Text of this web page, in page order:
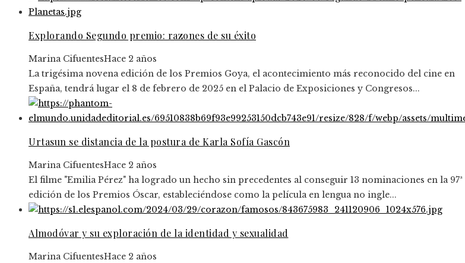
Explorando Segundo premio: razones de su éxito
Marina CifuentesHace 2 años
La trigésima novena edición de los Premios Goya, el acontecimiento más reconocido del cine en
España, tendrá lugar el 8 de febrero de 2025 en el Palacio de Exposiciones y Congresos...
Urtasun se distancia de la postura de Karla Sofía Gascón
Marina CifuentesHace 2 años
El filme "Emilia Pérez" ha logrado un hecho sin precedentes al conseguir 13 nominaciones en la 97ª
edición de los Premios Óscar, estableciéndose como la película en lengua no ingle...
Almodóvar y su exploración de la identidad y sexualidad
Marina CifuentesHace 2 años